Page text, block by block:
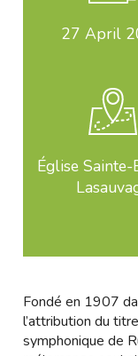
27 April
Église
Fondé en 1907
l’attribution du
symphonique de